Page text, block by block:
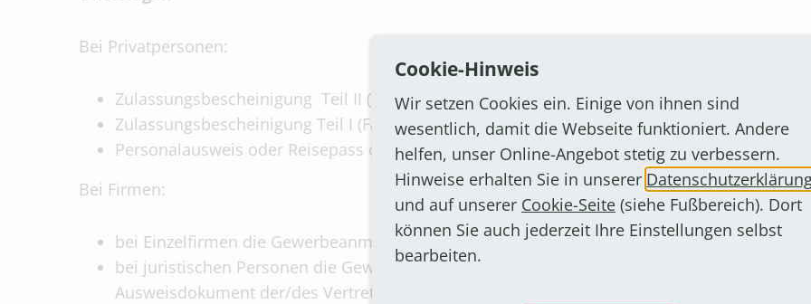
Bei Privatpersonen:
Zulassungsbescheinigung Teil II (Fahrzeugbrief)
Zulassungsbescheinigung Teil I (Fahrzeugschein)
Personalausweis oder Reisepass der Halterin/des Halters
Bei Firmen:
bei Einzelfirmen die Gewerbeanmeldung
bei juristischen Personen die Gewerbeanmeldung, der Handelsregisterauszug und ein
Ausweisdokument der/des Vertretungsberechtigten
Cookie-Hinweis
Wir setzen Cookies ein. Einige von ihnen sind
wesentlich, damit die Webseite funktioniert. Andere
helfen, unser Online-Angebot stetig zu verbessern.
Hinweise erhalten Sie in unserer
und auf unserer Cookie-Seite (siehe Fußbereich). Dort
können Sie auch jederzeit Ihre Einstellungen selbst
bearbeiten.